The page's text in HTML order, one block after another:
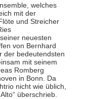
welches
mit der
und Streicher
neuesten
von Bernhard
der bedeutendsten
mit seinem
Romberg
in Bonn. Da
nicht wie üblich,
überschrieb.